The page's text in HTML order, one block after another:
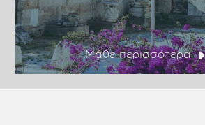
Μάθε περισσότερα